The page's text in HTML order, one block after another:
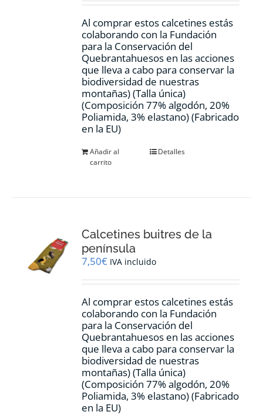
Al comprar estos calcetines estás
colaborando con la Fundación
para la Conservación del
Quebrantahuesos en las acciones
que lleva a cabo para conservar la
biodiversidad de nuestras
montañas) (Talla única)
(Composición 77% algodón, 20%
Poliamida, 3% elastano) (Fabricado
en la EU)
Añadir al
carrito
Detalles
Calcetines buitres de la
península
7,50€ IVA incluido
Al comprar estos calcetines estás
colaborando con la Fundación
para la Conservación del
Quebrantahuesos en las acciones
que lleva a cabo para conservar la
biodiversidad de nuestras
montañas) (Talla única)
(Composición 77% algodón, 20%
Poliamida, 3% elastano) (Fabricado
en la EU)